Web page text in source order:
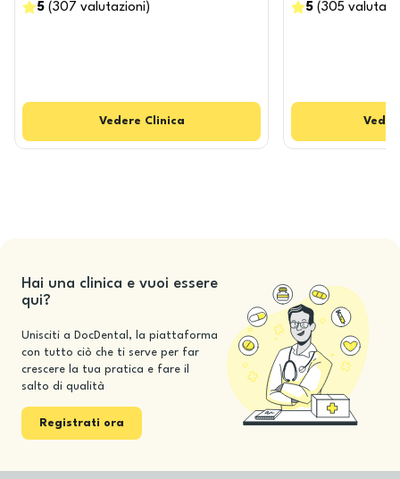
5 (307 valutazioni )
Vedere Clinica
5 (305
Hai una clinica e vuoi essere
qui?
Unisciti a DocDental, la piattaforma
con tutto ciò che ti serve per far
crescere la tua pratica e fare il
salto di qualità
Registrati ora